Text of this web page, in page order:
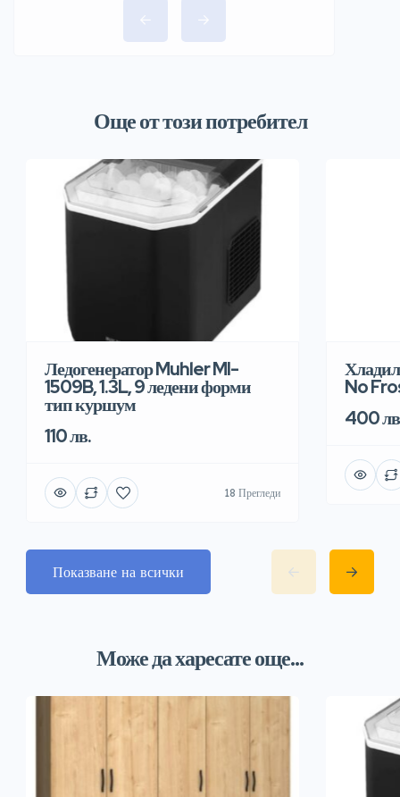
Още от този потребител
Ледогенератор Muhler MI-
1509B, 1.3L, 9 ледени форми
тип куршум
110 лв.
18 Прегледи
No
400
Показване на всички
Може да харесате още...